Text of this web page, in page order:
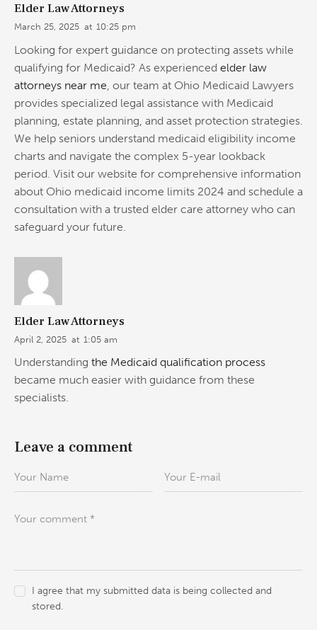
Elder Law Attorneys
March 25, 2025 at 10:25 pm
Looking for expert guidance on protecting assets while
qualifying for Medicaid? As experienced elder law
attorneys near me, our team at Ohio Medicaid Lawyers
provides specialized legal assistance with Medicaid
planning, estate planning, and asset protection strategies.
We help seniors understand medicaid eligibility income
charts and navigate the complex 5-year lookback
period. Visit our website for comprehensive information
about Ohio medicaid income limits 2024 and schedule a
consultation with a trusted elder care attorney who can
safeguard your future.
Elder Law Attorneys
April 2, 2025 at 1:05 am
Understanding the Medicaid qualification process
became much easier with guidance from these
specialists.
Leave a comment
I agree that my submitted data is being collected and
stored.